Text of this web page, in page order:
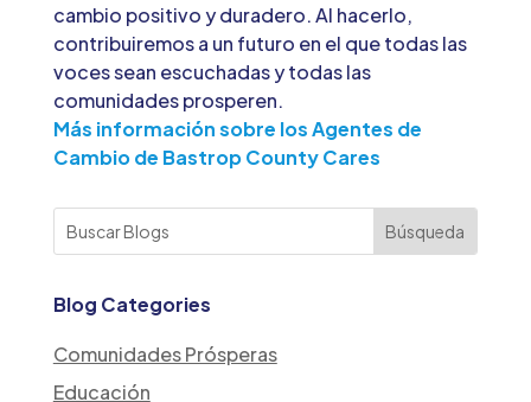
cambio positivo y duradero. Al hacerlo,
contribuiremos a un futuro en el que todas las
voces sean escuchadas y todas las
comunidades prosperen.
Más información sobre los Agentes de
Cambio de Bastrop County Cares
Blog Categories
Comunidades Prósperas
Educación